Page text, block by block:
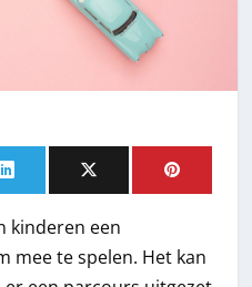
kinderen een
mee te spelen. Het kan